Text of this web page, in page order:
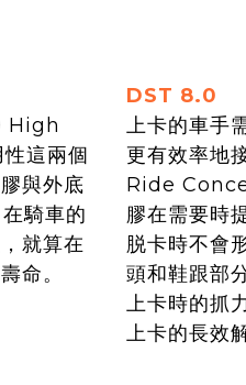
High
這兩個
與外底
騎車的
就算在
命。
DST 8.0
上卡的車手
更有效率地
Ride
膠在需要時
脱卡時不會
頭和鞋跟部
上卡時的抓
上卡的長效